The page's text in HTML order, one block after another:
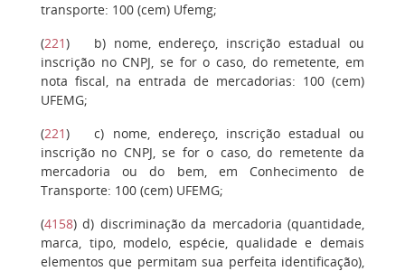
transporte: 100 (cem) Ufemg;
(221) b) nome, endereço, inscrição estadual ou
inscrição no CNPJ, se for o caso, do remetente, em
nota fiscal, na entrada de mercadorias: 100 (cem)
UFEMG;
(221)c) nome, endereço, inscrição estadual ou
inscrição no CNPJ, se for o caso, do remetente da
mercadoria ou do bem, em Conhecimento de
Transporte: 100 (cem) UFEMG;
(4158)d) discriminação da mercadoria (quantidade,
marca, tipo, modelo, espécie, qualidade e demais
elementos que permitam sua perfeita identificação),